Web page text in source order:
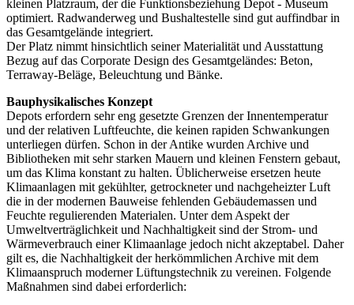
kleinen Platzraum, der die Funktionsbeziehung Depot - Museum
optimiert. Radwanderweg und Bushaltestelle sind gut auffindbar in
das Gesamtgelände integriert.
Der Platz nimmt hinsichtlich seiner Materialität und Ausstattung
Bezug auf das Corporate Design des Gesamtgeländes: Beton,
Terraway-Beläge, Beleuchtung und Bänke.
Bauphysikalisches Konzept
Depots erfordern sehr eng gesetzte Grenzen der Innentemperatur
und der relativen Luftfeuchte, die keinen rapiden Schwankungen
unterliegen dürfen. Schon in der Antike wurden Archive und
Bibliotheken mit sehr starken Mauern und kleinen Fenstern gebaut,
um das Klima konstant zu halten. Üblicherweise ersetzen heute
Klimaanlagen mit gekühlter, getrockneter und nachgeheizter Luft
die in der modernen Bauweise fehlenden Gebäudemassen und
Feuchte regulierenden Materialen. Unter dem Aspekt der
Umweltverträglichkeit und Nachhaltigkeit sind der Strom- und
Wärmeverbrauch einer Klimaanlage jedoch nicht akzeptabel. Daher
gilt es, die Nachhaltigkeit der herkömmlichen Archive mit dem
Klimaanspruch moderner Lüftungstechnik zu vereinen. Folgende
Maßnahmen sind dabei erforderlich: